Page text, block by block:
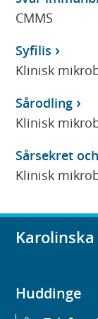
CMMS
Syfilis
Klinisk
Sårodling
Klinisk
Sårsekret
Klinisk
Huddinge